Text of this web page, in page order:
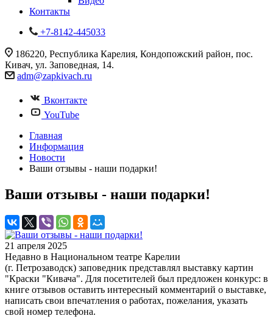
Контакты
+7-8142-445033
186220, Республика Карелия, Кондопожский район, пос.
Кивач, ул. Заповедная, 14.
adm@zapkivach.ru
Вконтакте
YouTube
Главная
Информация
Новости
Ваши отзывы - наши подарки!
Ваши отзывы - наши подарки!
21 апреля 2025
Недавно в Национальном театре Карелии
(г. Петрозаводск) заповедник представлял выставку картин
"Краски "Кивача". Для посетителей был предложен конкурс: в
книге отзывов оставить интересный комментарий о выставке,
написать свои впечатления о работах, пожелания, указать
свой номер телефона.